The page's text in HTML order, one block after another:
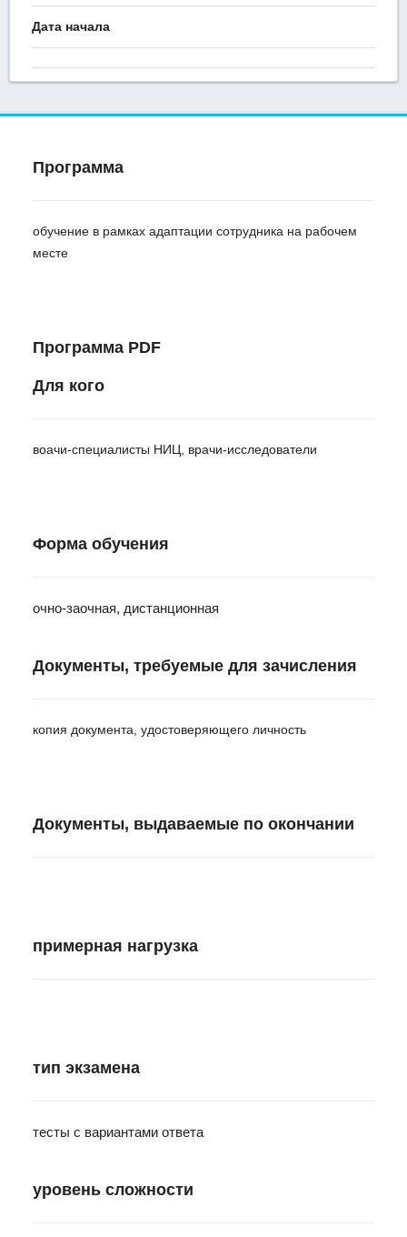
Дата начала
Программа
обучение в рамках адаптации сотрудника на рабочем
месте
Программа PDF
Для кого
воачи-специалисты НИЦ, врачи-исследователи
Форма обучения
очно-заочная, дистанционная
Документы, требуемые для зачисления
копия документа, удостоверяющего личность
Документы, выдаваемые по окончании
примерная нагрузка
тип экзамена
тесты с вариантами ответа
уровень сложности